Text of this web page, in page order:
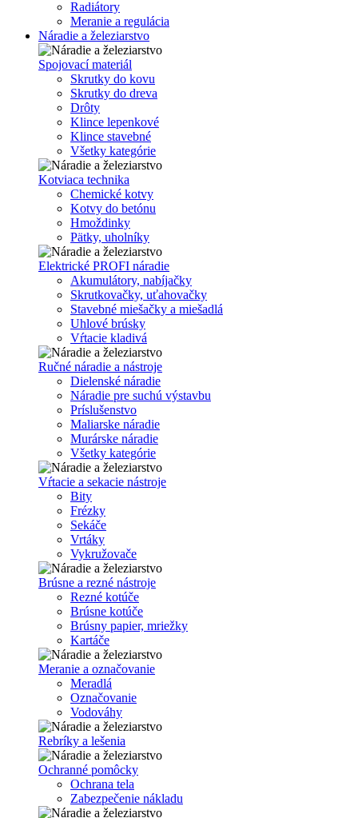
Radiátory
Meranie a regulácia
Náradie a železiarstvo
Spojovací materiál
Skrutky do kovu
Skrutky do dreva
Drôty
Klince lepenkové
Klince stavebné
Všetky kategórie
Kotviaca technika
Chemické kotvy
Kotvy do betónu
Hmoždinky
Pätky, uholníky
Elektrické PROFI náradie
Akumulátory, nabíjačky
Skrutkovačky, uťahovačky
Stavebné miešačky a miešadlá
Uhlové brúsky
Vŕtacie kladivá
Ručné náradie a nástroje
Dielenské náradie
Náradie pre suchú výstavbu
Príslušenstvo
Maliarske náradie
Murárske náradie
Všetky kategórie
Vŕtacie a sekacie nástroje
Bity
Frézky
Sekáče
Vrtáky
Vykružovače
Brúsne a rezné nástroje
Rezné kotúče
Brúsne kotúče
Brúsny papier, mriežky
Kartáče
Meranie a označovanie
Meradlá
Označovanie
Vodováhy
Rebríky a lešenia
Ochranné pomôcky
Ochrana tela
Zabezpečenie nákladu